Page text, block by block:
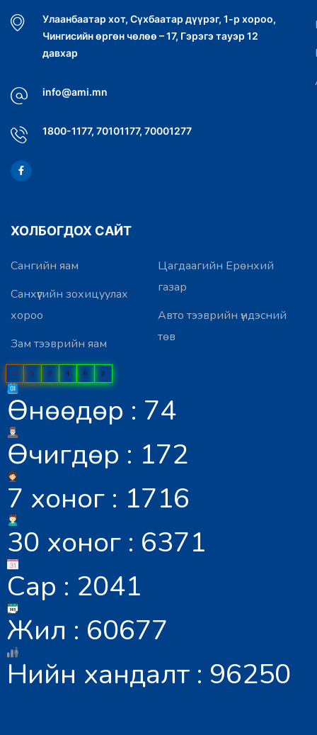
Улаанбаатар хот, Сүхбаатар дүүрэг, 1-р хороо,
Чингисийн өргөн чөлөө – 17, Гэрэгэ тауэр 12
давхар
info@ami.mn
1800-1177, 70101177, 70001277
ХОЛБОГДОХ САЙТ
Сангийн яам
Санхүүгийн зохицуулах
хороо
Зам тээврийн яам
Цагдаагийн Ерөнхий
газар
Авто тээврийн үндэсний
төв
0 5 0 4 6 2
Өнөөдөр : 74
Өчигдөр : 172
7 хоног : 1716
30 хоног : 6371
Сар : 2041
Жил : 60677
Нийн хандалт : 96250